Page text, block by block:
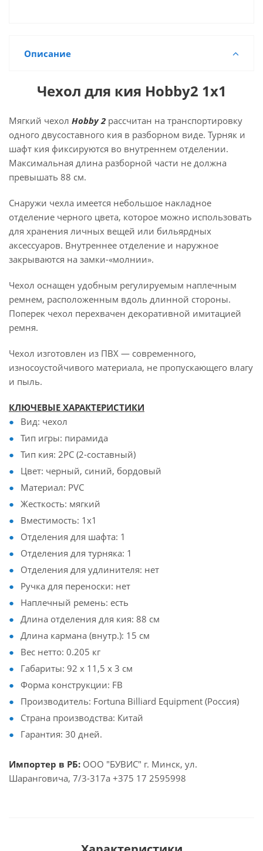
Описание
Чехол для кия Hobby2 1x1
Мягкий чехол Hobby 2 рассчитан на транспортировку
одного двусоставного кия в разборном виде. Турняк и
шафт кия фиксируются во внутреннем отделении.
Максимальная длина разборной части не должна
превышать 88 см.
Снаружи чехла имеется небольшое накладное
отделение черного цвета, которое можно использовать
для хранения личных вещей или бильярдных
аксессуаров. Внутреннее отделение и наружное
закрываются на замки-«молнии».
Чехол оснащен удобным регулируемым наплечным
ремнем, расположенным вдоль длинной стороны.
Поперек чехол перехвачен декоративной имитацией
ремня.
Чехол изготовлен из ПВХ — современного,
износоустойчивого материала, не пропускающего влагу
и пыль.
КЛЮЧЕВЫЕ ХАРАКТЕРИСТИКИ
Вид: чехол
Тип игры: пирамида
Тип кия: 2PC (2-составный)
Цвет: черный, синий, бордовый
Материал: PVC
Жесткость: мягкий
Вместимость: 1x1
Отделения для шафта: 1
Отделения для турняка: 1
Отделения для удлинителя: нет
Ручка для переноски: нет
Наплечный ремень: есть
Длина отделения для кия: 88 см
Длина кармана (внутр.): 15 см
Вес нетто: 0.205 кг
Габариты: 92 x 11,5 x 3 см
Форма конструкции: FB
Производитель: Fortuna Billiard Equipment (Россия)
Страна производства: Китай
Гарантия: 30 дней.
Импортер в РБ: ООО "БУВИС" г. Минск, ул.
Шаранговича, 7/3-317а +375 17 2595998